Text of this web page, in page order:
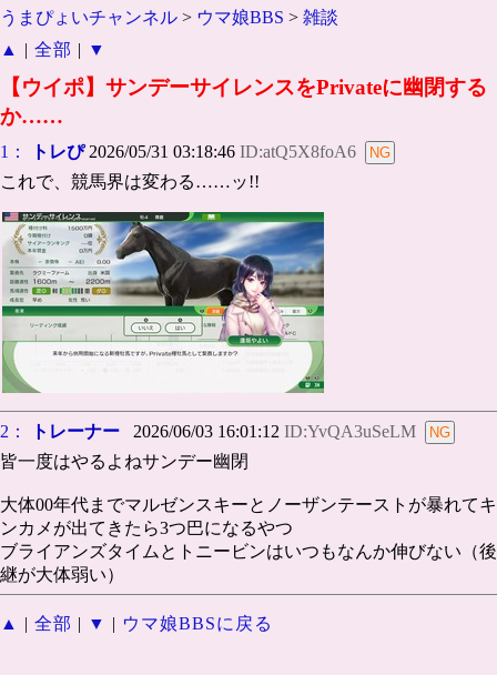
うまぴょいチャンネル > ウマ娘BBS > 雑談
▲
| 全部 | ▼
【ウイポ】サンデーサイレンスをPrivateに幽閉する
か……
1： トレぴ2026/05/31 03:18:46 ID:atQ5X8foA6
これで、競馬界は変わる……ッ!!
2： トレーナー 2026/06/03 16:01:12 ID:YvQA3uSeLM
皆一度はやるよねサンデー幽閉
大体00年代までマルゼンスキーとノーザンテーストが暴れてキ
ンカメが出てきたら3つ巴になるやつ
ブライアンズタイムとトニービンはいつもなんか伸びない（後
継が大体弱い）
▲ | 全部 | ▼ | ウマ娘BBSに戻る